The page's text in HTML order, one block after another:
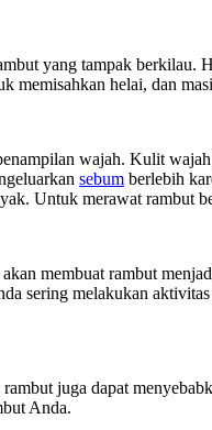
yang tampak berkilau.
memisahkan helai, dan
wajah. Kulit
sebum berlebih
Untuk merawat rambut
membuat rambut
sering melakukan
juga dapat
Anda.